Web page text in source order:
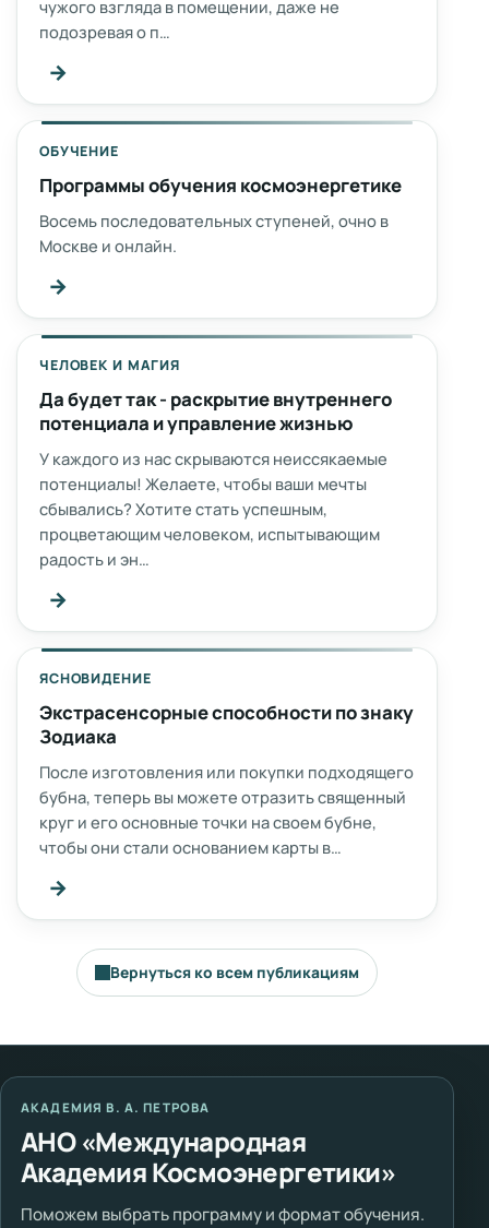
чужого взгляда в помещении, даже не
подозревая о п…
→
ОБУЧЕНИЕ
Программы обучения космоэнергетике
Восемь последовательных ступеней, очно в
Москве и онлайн.
→
ЧЕЛОВЕК И МАГИЯ
Да будет так - раскрытие внутреннего
потенциала и управление жизнью
У каждого из нас скрываются неиссякаемые
потенциалы! Желаете, чтобы ваши мечты
сбывались? Хотите стать успешным,
процветающим человеком, испытывающим
радость и эн…
→
ЯСНОВИДЕНИЕ
Экстрасенсорные способности по знаку
Зодиака
После изготовления или покупки подходящего
бубна, теперь вы можете отразить священный
круг и его основные точки на своем бубне,
чтобы они стали основанием карты в…
→
Вернуться ко всем публикациям
АКАДЕМИЯ В. А. ПЕТРОВА
АНО «Международная
Академия Космоэнергетики»
Поможем выбрать программу и формат обучения.